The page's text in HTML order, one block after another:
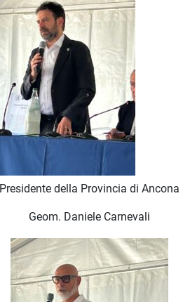
Presidente della Provincia di Ancona
Geom. Daniele Carnevali